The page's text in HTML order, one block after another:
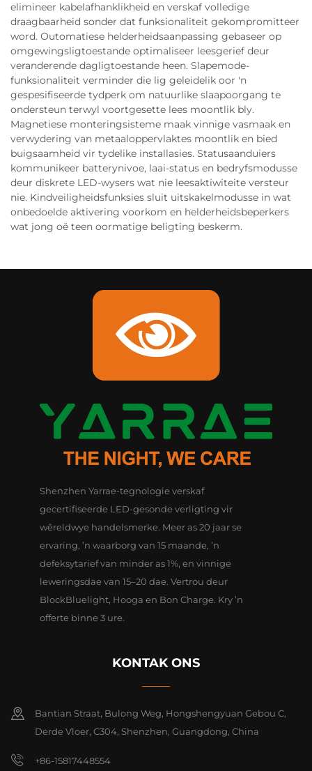
elimineer kabelafhanklikheid en verskaf volledige
draagbaarheid sonder dat funksionaliteit gekompromitteer
word. Outomatiese helderheidsaanpassing gebaseer op
omgewingsligtoestande optimaliseer leesgerief deur
veranderende dagligtoestande heen. Slapemode-
funksionaliteit verminder die lig geleidelik oor 'n
gespesifiseerde tydperk om natuurlike slaapoorgang te
ondersteun terwyl voortgesette lees moontlik bly.
Magnetiese monteringsisteme maak vinnige vasmaak en
verwydering van metaaloppervlaktes moontlik en bied
buigsaamheid vir tydelike installasies. Statusaanduiers
kommunikeer batterynivoe, laai-status en bedryfsmodusse
deur diskrete LED-wysers wat nie leesaktiwiteite versteur
nie. Kindveiligheidsfunksies sluit uitskakelmodusse in wat
onbedoelde aktivering voorkom en helderheidsbeperkers
wat jong oë teen oormatige beligting beskerm.
Shenzhen Yarrae-tegnologie verskaf
gecertifiseerde LED-gesonde verligting vir
wêreldwye handelsmerke. Meer as 20 jaar se
ervaring, ’n waarborg van 15 maande, ’n
defeksytarief van minder as 1%, en vinnige
leweringsdae van 15–20 dae. Vertrou deur
BlockBluelight, Hooga en Bon Charge. Kry ’n
offerte binne 3 ure.
KONTAK ONS
Bantian Straat, Bulong Weg, Hongshengyuan Gebou C,
Derde Vloer, C304, Shenzhen, Guangdong, China
+86-15817448554